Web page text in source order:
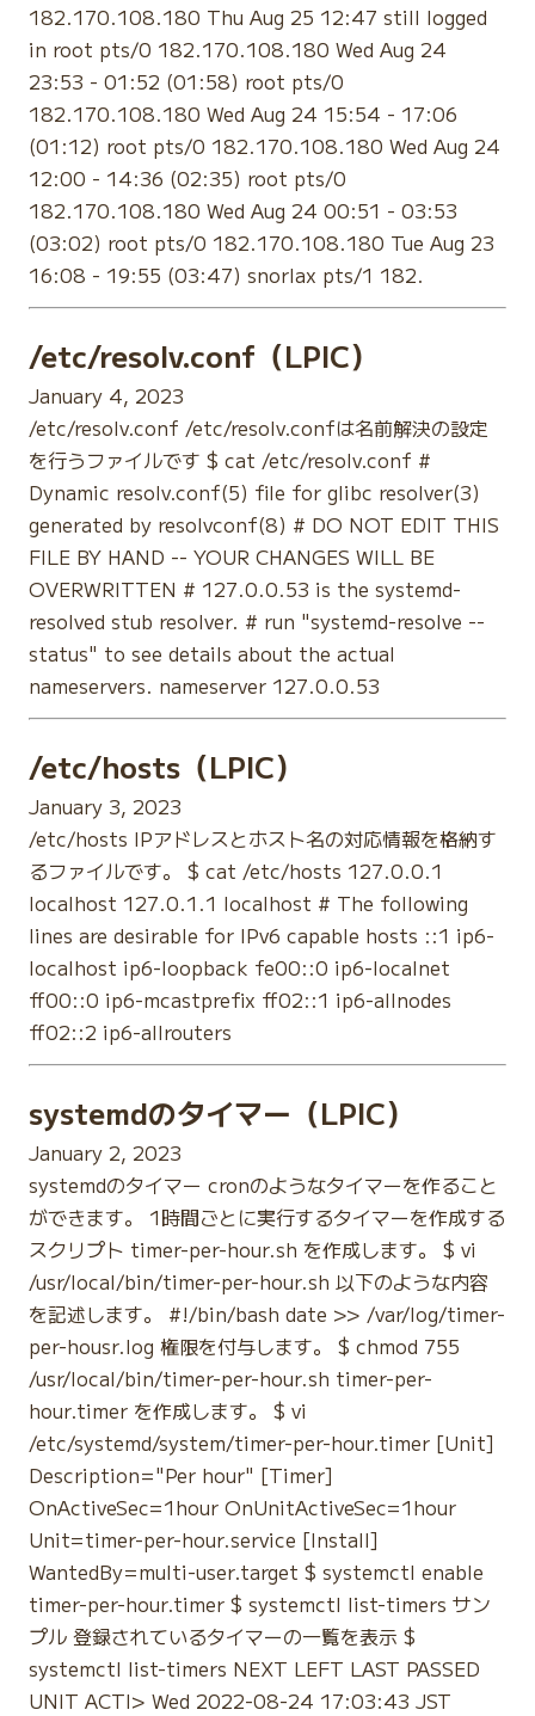
182.170.108.180 Thu Aug 25 12:47 still logged
in root pts/0 182.170.108.180 Wed Aug 24
23:53 - 01:52 (01:58) root pts/0
182.170.108.180 Wed Aug 24 15:54 - 17:06
(01:12) root pts/0 182.170.108.180 Wed Aug 24
12:00 - 14:36 (02:35) root pts/0
182.170.108.180 Wed Aug 24 00:51 - 03:53
(03:02) root pts/0 182.170.108.180 Tue Aug 23
16:08 - 19:55 (03:47) snorlax pts/1 182.
/etc/resolv.conf（LPIC）
January 4, 2023
/etc/resolv.conf /etc/resolv.confは名前解決の設定
を行うファイルです $ cat /etc/resolv.conf #
Dynamic resolv.conf(5) file for glibc resolver(3)
generated by resolvconf(8) # DO NOT EDIT THIS
FILE BY HAND -- YOUR CHANGES WILL BE
OVERWRITTEN # 127.0.0.53 is the systemd-
resolved stub resolver. # run "systemd-resolve --
status" to see details about the actual
nameservers. nameserver 127.0.0.53
/etc/hosts（LPIC）
January 3, 2023
/etc/hosts IPアドレスとホスト名の対応情報を格納す
るファイルです。 $ cat /etc/hosts 127.0.0.1
localhost 127.0.1.1 localhost # The following
lines are desirable for IPv6 capable hosts ::1 ip6-
localhost ip6-loopback fe00::0 ip6-localnet
ff00::0 ip6-mcastprefix ff02::1 ip6-allnodes
ff02::2 ip6-allrouters
systemdのタイマー（LPIC）
January 2, 2023
systemdのタイマー cronのようなタイマーを作ること
ができます。 1時間ごとに実行するタイマーを作成する
スクリプト timer-per-hour.sh を作成します。 $ vi
/usr/local/bin/timer-per-hour.sh 以下のような内容
を記述します。 #!/bin/bash date >> /var/log/timer-
per-housr.log 権限を付与します。 $ chmod 755
/usr/local/bin/timer-per-hour.sh timer-per-
hour.timer を作成します。 $ vi
/etc/systemd/system/timer-per-hour.timer [Unit]
Description="Per hour" [Timer]
OnActiveSec=1hour OnUnitActiveSec=1hour
Unit=timer-per-hour.service [Install]
WantedBy=multi-user.target $ systemctl enable
timer-per-hour.timer $ systemctl list-timers サン
プル 登録されているタイマーの一覧を表示 $
systemctl list-timers NEXT LEFT LAST PASSED
UNIT ACTI> Wed 2022-08-24 17:03:43 JST